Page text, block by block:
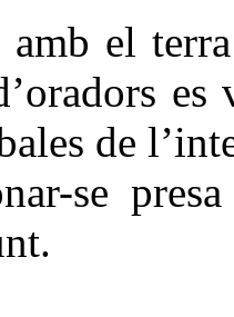
amb el
es
de
se